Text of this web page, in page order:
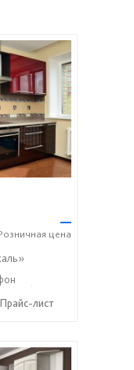
—
цена
(927) 38-003-77
Прайс-лист